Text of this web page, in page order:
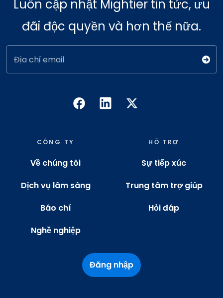
Luôn cập nhật Mightier tin tức, ưu
đãi độc quyền và hơn thế nữa.
Địa chỉ email
CÔNG TY
Về chúng tôi
Dịch vụ lâm sàng
Báo chí
Nghề nghiệp
HỖ TRỢ
Sự tiếp xúc
Trung tâm trợ giúp
Hỏi đáp
Đăng nhập